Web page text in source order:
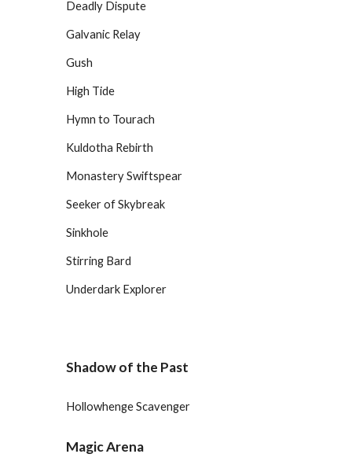
Deadly Dispute
Galvanic Relay
Gush
High Tide
Hymn to Tourach
Kuldotha Rebirth
Monastery Swiftspear
Seeker of Skybreak
Sinkhole
Stirring Bard
Underdark Explorer
Shadow of the Past
Hollowhenge Scavenger
Magic Arena